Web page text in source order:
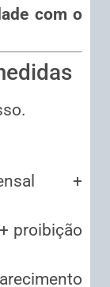
com o
+
proibição